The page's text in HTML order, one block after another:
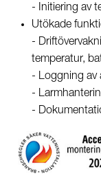
- Initiering av
Utökade
-
temperatur,
- Loggning av
-
-